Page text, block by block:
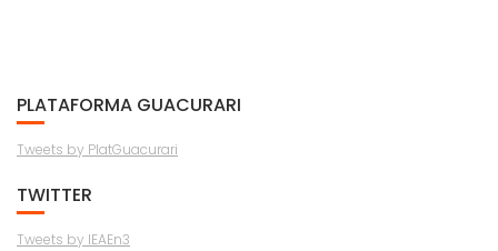
PLATAFORMA GUACURARI
Tweets by PlatGuacurari
TWITTER
Tweets by IEAEn3